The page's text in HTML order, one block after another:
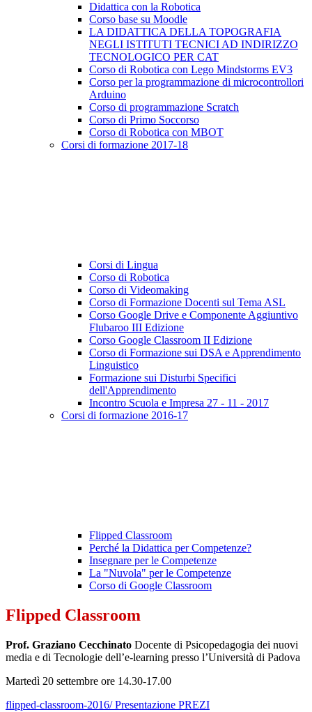
Didattica con la Robotica
Corso base su Moodle
LA DIDATTICA DELLA TOPOGRAFIA
NEGLI ISTITUTI TECNICI AD INDIRIZZO
TECNOLOGICO PER CAT
Corso di Robotica con Lego Mindstorms EV3
Corso per la programmazione di microcontrollori
Arduino
Corso di programmazione Scratch
Corso di Primo Soccorso
Corso di Robotica con MBOT
Corsi di formazione 2017-18
Corsi di Lingua
Corso di Robotica
Corso di Videomaking
Corso di Formazione Docenti sul Tema ASL
Corso Google Drive e Componente Aggiuntivo
Flubaroo III Edizione
Corso Google Classroom II Edizione
Corso di Formazione sui DSA e Apprendimento
Linguistico
Formazione sui Disturbi Specifici
dell'Apprendimento
Incontro Scuola e Impresa 27 - 11 - 2017
Corsi di formazione 2016-17
Flipped Classroom
Perché la Didattica per Competenze?
Insegnare per le Competenze
La "Nuvola" per le Competenze
Corso di Google Classroom
Flipped Classroom
Prof. Graziano Cecchinato Docente di Psicopedagogia dei nuovi
media e di Tecnologie dell’e-learning presso l’Università di Padova
Martedì 20 settembre ore 14.30-17.00
flipped-classroom-2016/ Presentazione PREZI